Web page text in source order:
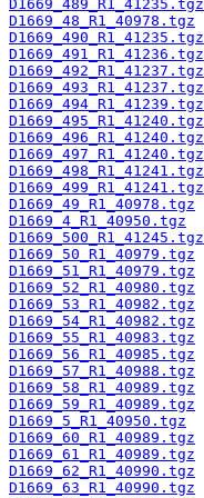
D1669_489_R1_41235.tgz
D1669_48_R1_40978.tgz
D1669_490_R1_41235.tgz
D1669_491_R1_41236.tgz
D1669_492_R1_41237.tgz
D1669_493_R1_41237.tgz
D1669_494_R1_41239.tgz
D1669_495_R1_41240.tgz
D1669_496_R1_41240.tgz
D1669_497_R1_41240.tgz
D1669_498_R1_41241.tgz
D1669_499_R1_41241.tgz
D1669_49_R1_40978.tgz
D1669_4_R1_40950.tgz
D1669_500_R1_41245.tgz
D1669_50_R1_40979.tgz
D1669_51_R1_40979.tgz
D1669_52_R1_40980.tgz
D1669_53_R1_40982.tgz
D1669_54_R1_40982.tgz
D1669_55_R1_40983.tgz
D1669_56_R1_40985.tgz
D1669_57_R1_40988.tgz
D1669_58_R1_40989.tgz
D1669_59_R1_40989.tgz
D1669_5_R1_40950.tgz
D1669_60_R1_40989.tgz
D1669_61_R1_40989.tgz
D1669_62_R1_40990.tgz
D1669_63_R1_40990.tgz